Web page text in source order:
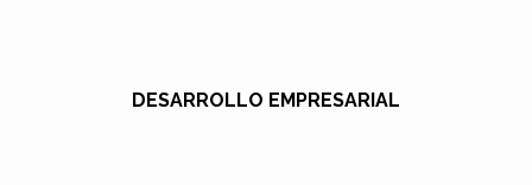
DESARROLLO EMPRESARIAL